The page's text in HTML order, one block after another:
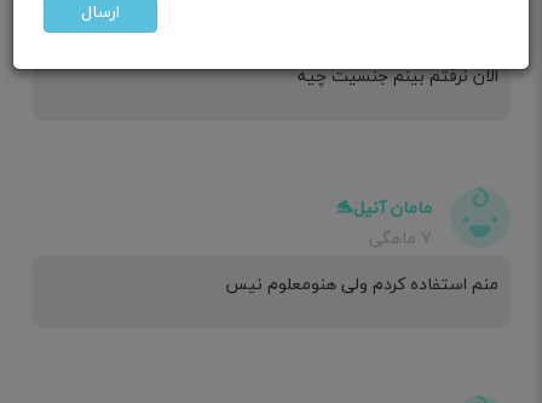
منم استفادە کردم واسەتعین جنسیت اول دختر ۱۳گفتن پسر
الان نرفتم بینم جنسیت چیه
مامان آنیل🐬
۷ ماهگی
منم استفاده کردم ولی هنومعلوم نیس
ارسال